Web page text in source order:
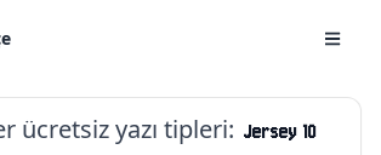
ücretsiz yazı tipleri: Jersey 10